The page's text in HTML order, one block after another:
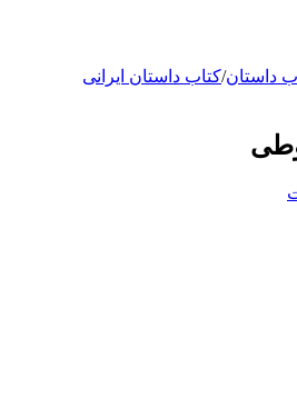
داستان/کتاب داستان ایرانی